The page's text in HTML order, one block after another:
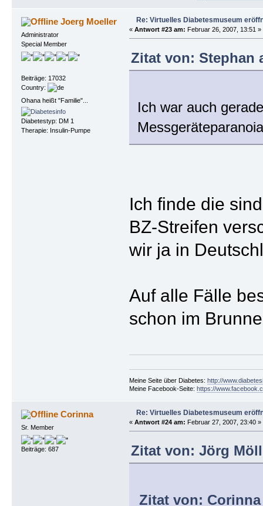
Joerg Moeller
Administrator
Special Member
Beiträge: 17032
Country:
Ohana heißt "Familie"...
Diabetestyp: DM 1
Therapie: Insulin-Pumpe
Re: Virtuelles Diabetesmuseum
« Antwort #23 am: Februar 26, 2007, 13:51 »
Zitat von: Stephan
Ich war auch
Ich finde die
BZ-Streifen
wir ja in
Auf alle Fälle
schon im
Meine Seite über Diabetes: http://
Meine Facebook-Seite: https://
Corinna
Sr. Member
Beiträge: 687
Re: Virtuelles Diabetesmuseum
« Antwort #24 am: Februar 27, 2007, 23:40 »
Zitat von: Jörg
Zitat von: Corinna